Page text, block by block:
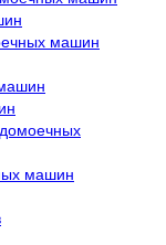
машин
машин